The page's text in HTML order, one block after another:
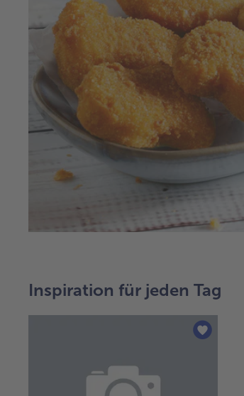
Inspiration für jeden Tag